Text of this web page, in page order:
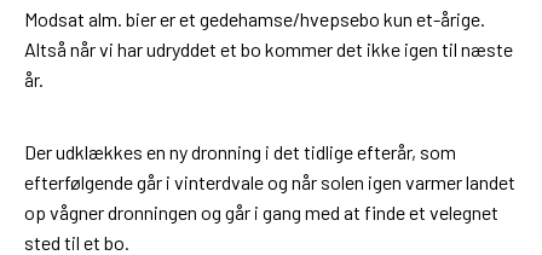
Modsat alm. bier er et gedehamse/hvepsebo kun et-årige.
Altså når vi har udryddet et bo kommer det ikke igen til næste
år.
Der udklækkes en ny dronning i det tidlige efterår, som
efterfølgende går i vinterdvale og når solen igen varmer landet
op vågner dronningen og går i gang med at finde et velegnet
sted til et bo.